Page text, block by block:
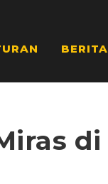
BERITA
di